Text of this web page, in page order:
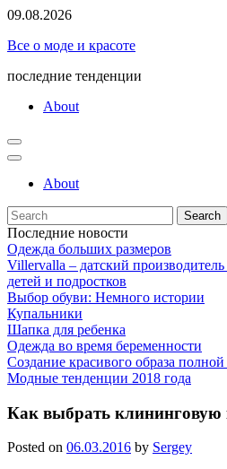
Skip
content
09.08.2026
Все о моде и красоте
последние тенденции
About
About
Search
for:
Последние новости
Одежда больших размеров
Villervalla – датский
детей и подростков
Выбор обуви: Немного истории
Купальники
Шапка для ребенка
Одежда во время беременности
Создание красивого образа
Модные тенденции 2018 года
Как выбрать
Posted on 06.03.2016 by Sergey